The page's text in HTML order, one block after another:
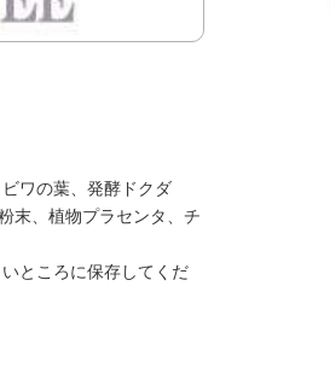
ワの葉、発酵ドクダ
末、植物プラセンタ、チ
ところに保存してくだ